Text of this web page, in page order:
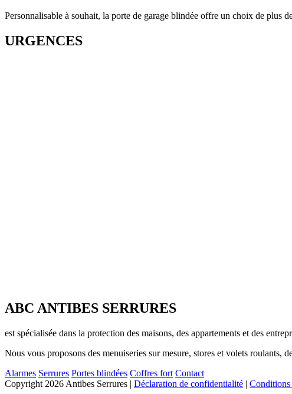
Personnalisable à souhait, la porte de garage blindée offre un choix de plus
URGENCES
ABC ANTIBES SERRURES
est spécialisée dans la protection des maisons, des appartements et des
Nous vous proposons des menuiseries sur mesure, stores et volets roulants,
Alarmes Serrures Portes blindées Coffres fort Contact
Copyright 2026 Antibes Serrures | Déclaration de confidentialité |